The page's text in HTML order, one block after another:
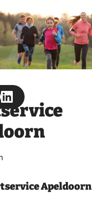
Deel
op
LinkedIn
Apeldoorn